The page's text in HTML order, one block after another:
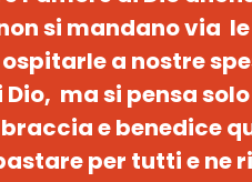
si mandano via
a nostre
Dio, ma si pensa
e benedice
per tutti e ne